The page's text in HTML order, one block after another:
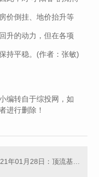
价倒挂、地价抬升等
升的动力，但在各项
持平稳。(作者：张敏)
编转自于综投网，如
进行删除！